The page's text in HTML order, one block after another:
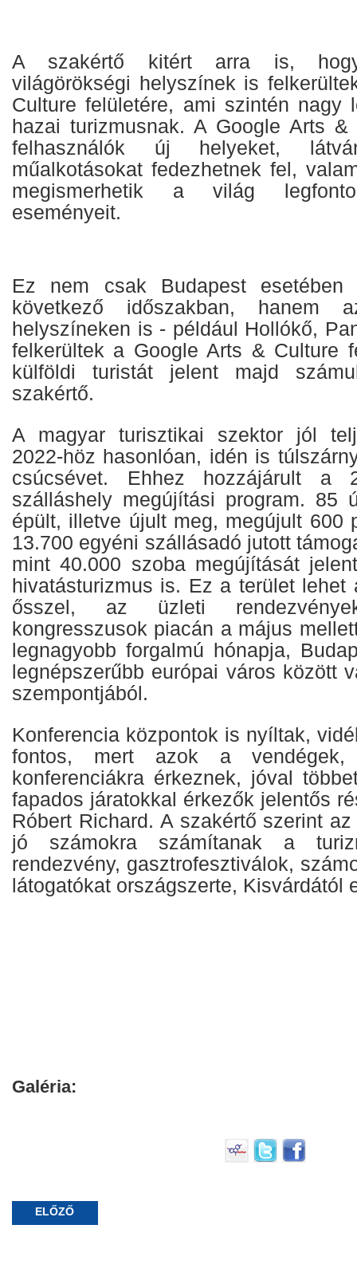
A szakértő kitért arra is, hogy
világörökségi helyszínek is
Culture felületére, ami szintén nagy
hazai turizmusnak. A Google Arts
felhasználók új helyeket,
műalkotásokat fedezhetnek fel,
megismerhetik a világ
eseményeit.
Ez nem csak Budapest
következő időszakban, hanem
helyszíneken is - például Hollókő,
felkerültek a Google Arts & Culture
külföldi turistát jelent majd
szakértő.
A magyar turisztikai szektor jól
2022-höz hasonlóan, idén is
csúcsévet. Ehhez hozzájárult a
szálláshely megújítási program. 85
épült, illetve újult meg, megújult 600
13.700 egyéni szállásadó jutott
mint 40.000 szoba megújítását
hivatásturizmus is. Ez a terület lehet
ősszel, az üzleti
kongresszusok piacán a május
legnagyobb forgalmú hónapja,
legnépszerűbb európai város között
szempontjából.
Konferencia központok is nyíltak,
fontos, mert azok a
konferenciákra érkeznek, jóval
fapados járatokkal érkezők jelentős
Róbert Richard. A szakértő szerint
jó számokra számítanak a
rendezvény, gasztrofesztiválok,
látogatókat országszerte, Kisvárdától
Galéria:
ELŐZŐ